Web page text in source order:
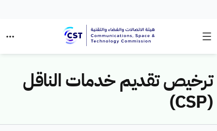
ترخيص تقديم خدمات الناقل
(CSP)